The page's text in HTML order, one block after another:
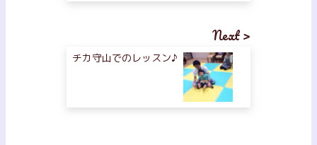
Next >
チカ守山でのレッスン♪